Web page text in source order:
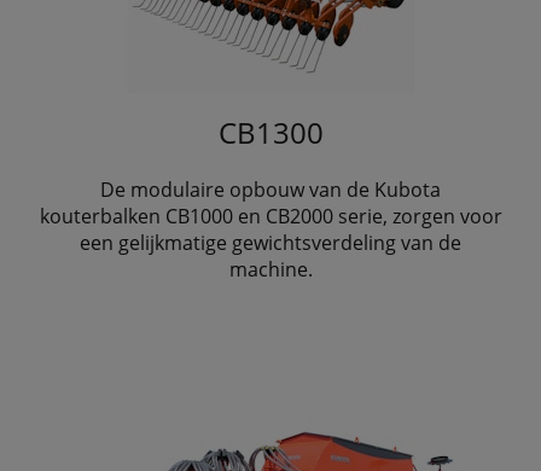
CB1300
De modulaire opbouw van de Kubota
kouterbalken CB1000 en CB2000 serie, zorgen voor
een gelijkmatige gewichtsverdeling van de
machine.